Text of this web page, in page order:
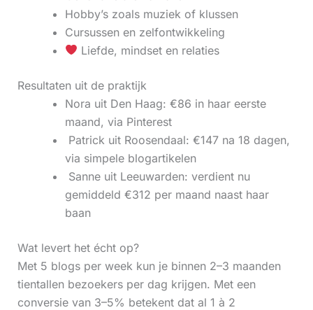
Hobby’s zoals muziek of klussen
Cursussen en zelfontwikkeling
Liefde, mindset en relaties
Resultaten uit de praktijk
Nora uit Den Haag: €86 in haar eerste
maand, via Pinterest
‍ Patrick uit Roosendaal: €147 na 18 dagen,
via simpele blogartikelen
‍ Sanne uit Leeuwarden: verdient nu
gemiddeld €312 per maand naast haar
baan
Wat levert het écht op?
Met 5 blogs per week kun je binnen 2–3 maanden
tientallen bezoekers per dag krijgen. Met een
conversie van 3–5% betekent dat al 1 à 2